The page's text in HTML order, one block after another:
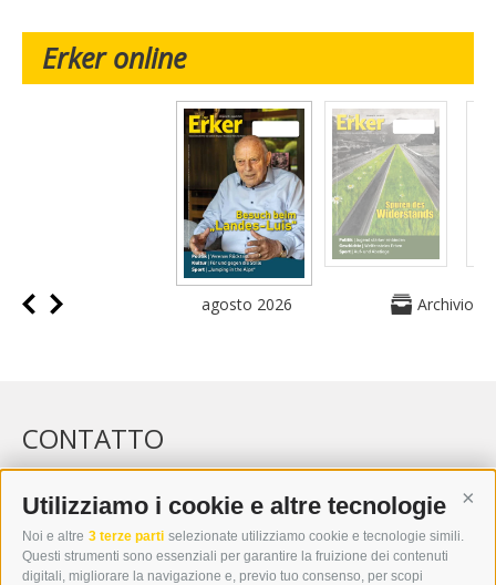
Utilizziamo i cookie e altre tecnologie
Noi e altre 3 terze parti selezionate utilizziamo cookie e tecnologie simili.
Questi strumenti sono essenziali per garantire la fruizione dei contenuti
digitali, migliorare la navigazione e, previo tuo consenso, per scopi
Erker online
agosto 2026 Archivio
CONTATTO
WIPP-MEDIA GMBH
DER ERKER
I-39049 VIPITENO
TEL.: +39 0472 766876